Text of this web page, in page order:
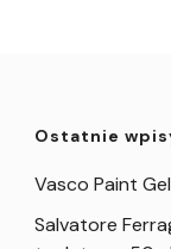
Ostatnie
Vasco Paint
Salvatore